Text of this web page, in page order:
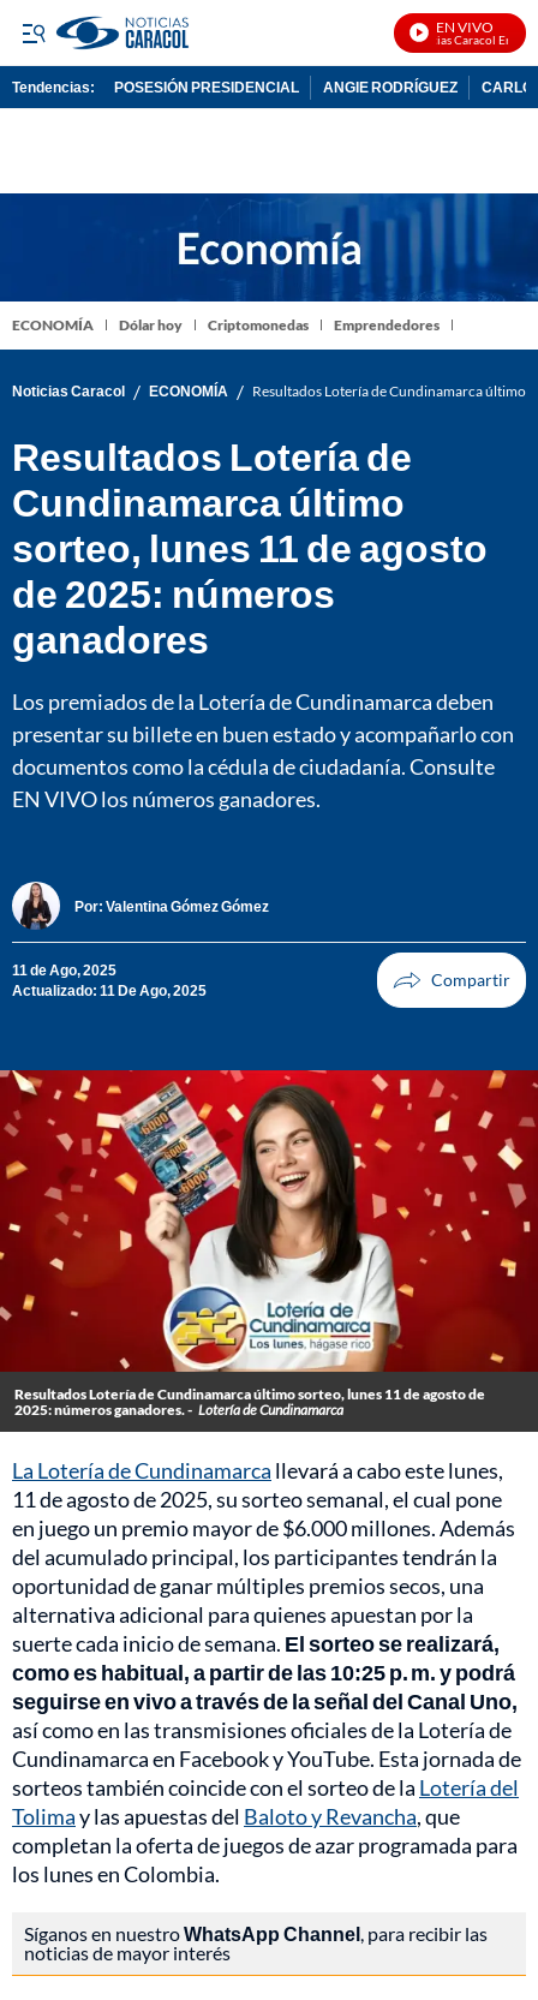
EN VIVO
Noticias Caracol En Vivo
Tendencias: POSESIÓN PRESIDENCIAL ANGIE RODRÍGUEZ
ECONOMÍA Dólar hoy Criptomonedas Emprendedores
Noticias Caracol / ECONOMÍA / Resultados Lotería de Cundinamarca último
Resultados Lotería de
Cundinamarca último
sorteo, lunes 11 de agosto
de 2025: números
ganadores
Los premiados de la Lotería de Cundinamarca deben
presentar su billete en buen estado y acompañarlo con
documentos como la cédula de ciudadanía. Consulte
EN VIVO los números ganadores.
Por: Valentina Gómez Gómez
11 de Ago, 2025
Actualizado: 11 De Ago, 2025
Resultados Lotería de Cundinamarca último sorteo, lunes 11 de agosto de
2025: números ganadores. - Lotería de Cundinamarca
La Lotería de Cundinamarca llevará a cabo este lunes,
11 de agosto de 2025, su sorteo semanal, el cual pone
en juego un premio mayor de $6.000 millones. Además
del acumulado principal, los participantes tendrán la
oportunidad de ganar múltiples premios secos, una
alternativa adicional para quienes apuestan por la
suerte cada inicio de semana. El sorteo se realizará,
como es habitual, a partir de las 10:25 p. m. y podrá
seguirse en vivo a través de la señal del Canal Uno,
así como en las transmisiones oficiales de la Lotería de
Cundinamarca en Facebook y YouTube. Esta jornada de
sorteos también coincide con el sorteo de la Lotería del
Tolimay las apuestas del Baloto y Revancha, que
completan la oferta de juegos de azar programada para
los lunes en Colombia.
Síganos en nuestroWhatsApp Channel, para recibir las
noticias de mayor interés